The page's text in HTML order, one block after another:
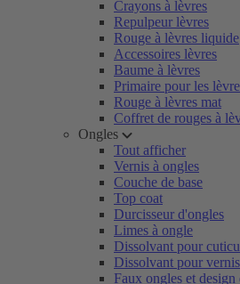
Crayons à lèvres
Repulpeur lèvres
Rouge à lèvres liquide
Accessoires lèvres
Baume à lèvres
Primaire pour les
Rouge à lèvres mat
Coffret de rouges à
Ongles
Tout afficher
Vernis à ongles
Couche de base
Top coat
Durcisseur d'ongles
Limes à ongle
Dissolvant pour
Dissolvant pour
Faux ongles et design